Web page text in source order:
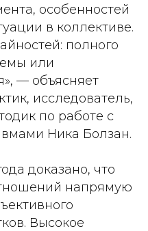
особенностей
в коллективе.
полного
или
— объясняет
исследователь,
по работе с
Ника Болзан.
доказано, что
напрямую
Высокое